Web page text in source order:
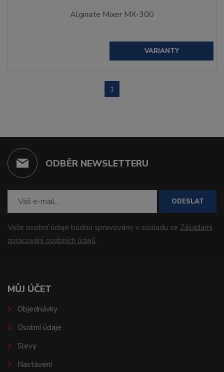
Alginate Mixer MX-300
VARIANTY
1
ODBĚR NEWSLETTERU
ODESLAT
Vaše osobní údaje budou spravovány v souladu se Zásadami
zpracování osobních údajů.
MŮJ ÚČET
Objednávky
Osobní údaje
Slevy
Nastavení